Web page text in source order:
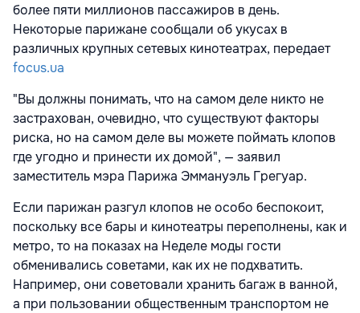
более пяти миллионов пассажиров в день.
Некоторые парижане сообщали об укусах в
различных крупных сетевых кинотеатрах, передает
focus.ua
"Вы должны понимать, что на самом деле никто не
застрахован, очевидно, что существуют факторы
риска, но на самом деле вы можете поймать клопов
где угодно и принести их домой", — заявил
заместитель мэра Парижа Эммануэль Грегуар.
Если парижан разгул клопов не особо беспокоит,
поскольку все бары и кинотеатры переполнены, как и
метро, то на показах на Неделе моды гости
обменивались советами, как их не подхватить.
Например, они советовали хранить багаж в ванной,
а при пользовании общественным транспортом не